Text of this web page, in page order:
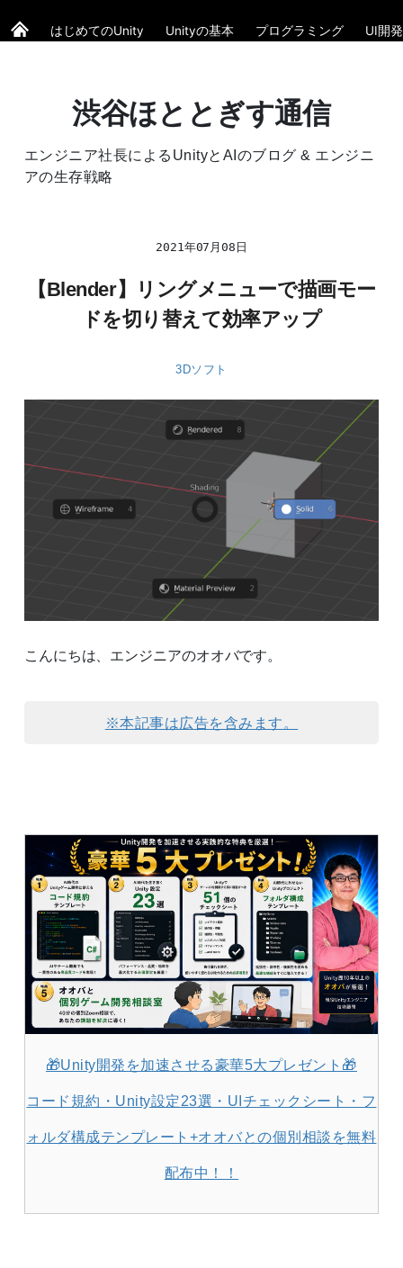
はじめてのUnity Unityの基本 プログラミング UI開発
渋谷ほととぎす通信
エンジニア社長によるUnityとAIのブログ & エンジニ
アの生存戦略
2021年07月08日
【Blender】リングメニューで描画モー
ドを切り替えて効率アップ
3Dソフト
こんにちは、エンジニアのオオバです。
※本記事は広告を含みます。
🎁Unity開発を加速させる豪華5大プレゼント🎁
コード規約・Unity設定23選・UIチェックシート・フ
ォルダ構成テンプレート+オオバとの個別相談を無料
配布中！！